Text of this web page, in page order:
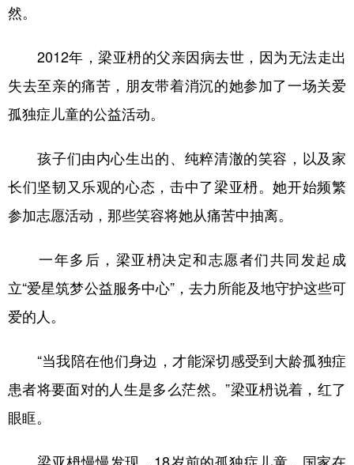
然。
2012年，梁亚枬的父亲因病去世，因为无法走出
失去至亲的痛苦，朋友带着消沉的她参加了一场关爱
孤独症儿童的公益活动。
孩子们由内心生出的、纯粹清澈的笑容，以及家
长们坚韧又乐观的心态，击中了梁亚枬。她开始频繁
参加志愿活动，那些笑容将她从痛苦中抽离。
一年多后，梁亚枬决定和志愿者们共同发起成
立“爱星筑梦公益服务中心”，去力所能及地守护这些可
爱的人。
“当我陪在他们身边，才能深切感受到大龄孤独症
患者将要面对的人生是多么茫然。”梁亚枬说着，红了
眼眶。
梁亚枬慢慢发现，18岁前的孤独症儿童，国家在